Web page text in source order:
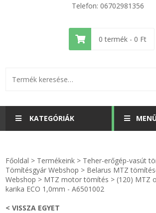
Telefon: 06702981356
0 termék - 0 Ft
KATEGÓRIÁK
KULCSTARTÓ - KULCSKARIKA
HŰTŐMÁGNES KERET - FÓLIA
videók
Főoldal > Termékeink > Teher-erőgép-vasút
Tömítésgyár Webshop > Belarus MTZ
Webshop > MTZ motor tömítés >(120) MTZ
karika ECO 1,0mm - A6501002
< VISSZA EGYET